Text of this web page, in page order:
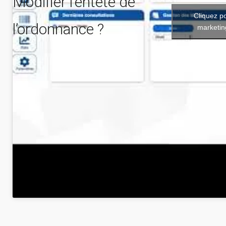
l’ordonnance ?
Cliquez